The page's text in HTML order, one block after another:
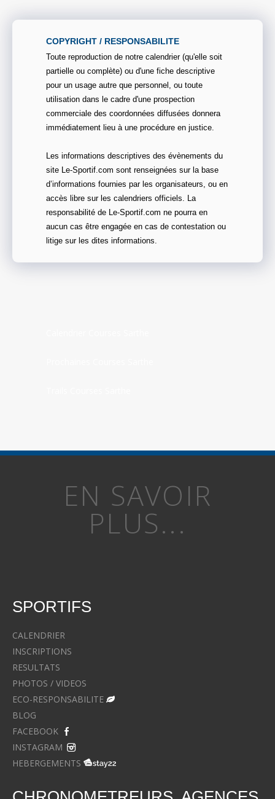
COPYRIGHT / RESPONSABILITE
Toute reproduction de notre calendrier (qu'elle soit
partielle ou complète) ou d'une fiche descriptive
pour un usage autre que personnel, ou toute
utilisation dans le cadre d'une prospection
commerciale des coordonnées diffusées donnera
immédiatement lieu à une procédure en justice.
Les informations descriptives des évènements du
site Le-Sportif.com sont renseignées sur la base
d’informations fournies par les organisateurs, ou en
accès libre sur les calendriers officiels. La
responsabilité de Le-Sportif.com ne pourra en
aucun cas être engagée en cas de contestation ou
litige sur les dites informations.
EN SAVOIR
PLUS...
SPORTIFS
CALENDRIER
INSCRIPTIONS
RESULTATS
PHOTOS / VIDEOS
ECO-RESPONSABILITE
BLOG
FACEBOOK
INSTAGRAM
HEBERGEMENTS